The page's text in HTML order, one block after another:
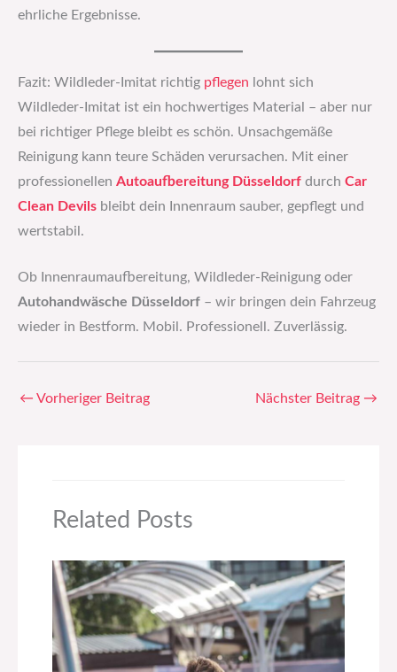
ehrliche Ergebnisse.
Fazit: Wildleder-Imitat richtig pflegen lohnt sich
Wildleder-Imitat ist ein hochwertiges Material – aber nur
bei richtiger Pflege bleibt es schön. Unsachgemäße
Reinigung kann teure Schäden verursachen. Mit einer
professionellen Autoaufbereitung Düsseldorf durch Car
Clean Devils bleibt dein Innenraum sauber, gepflegt und
wertstabil.
Ob Innenraumaufbereitung, Wildleder-Reinigung oder
Autohandwäsche Düsseldorf – wir bringen dein Fahrzeug
wieder in Bestform. Mobil. Professionell. Zuverlässig.
← Vorheriger Beitrag Nächster Beitrag →
Related Posts